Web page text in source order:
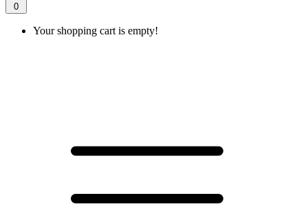
0
Your shopping cart is empty!